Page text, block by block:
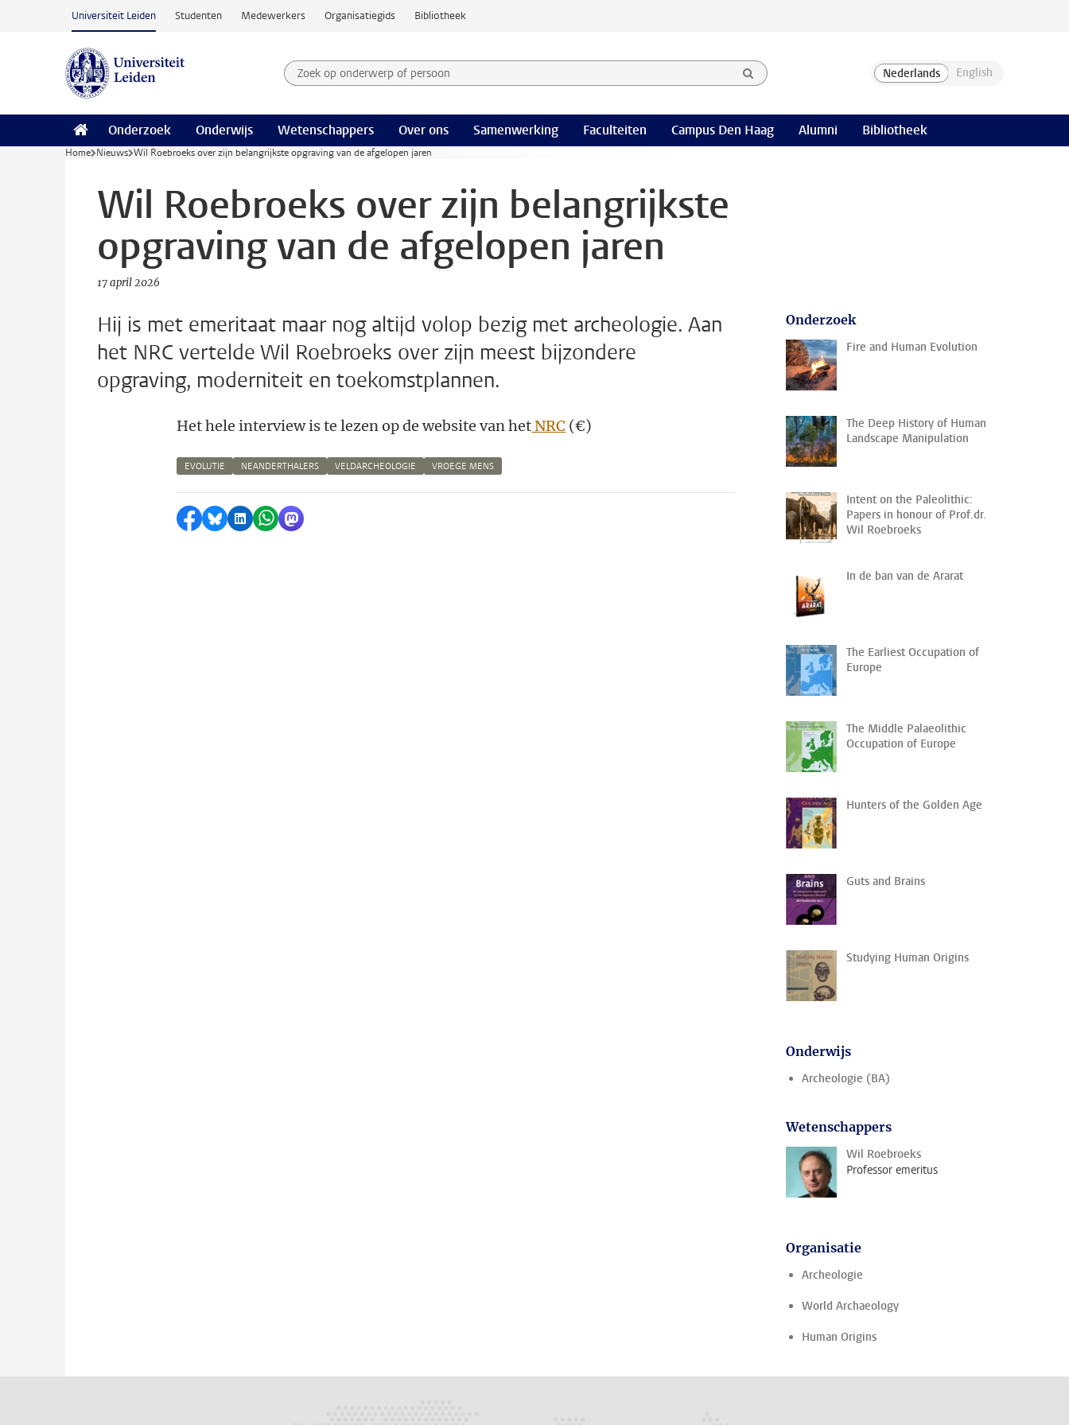
Ga naar hoofdinhoud
Universiteit Leiden Studenten Medewerkers Organisatiegids Bibliotheek
Zoek op onderwerp of persoon en selecteer categorie
Zoekterm
Onderzoek Onderwijs Wetenschappers Over ons Samenwerking Faculteiten Campus Den Haag Alumni Bibliotheek
Home Nieuws Wil Roebroeks over zijn belangrijkste opgraving van de afgelopen jaren
Wil Roebroeks over zijn belangrijkste
opgraving van de afgelopen jaren
17 april 2026
Hij is met emeritaat maar nog altijd volop bezig met archeologie. Aan
het NRC vertelde Wil Roebroeks over zijn meest bijzondere
opgraving, moderniteit en toekomstplannen.
Het hele interview is te lezen op de website van hetNRC (€)
EVOLUTIE NEANDERTHALERS VELDARCHEOLOGIE VROEGE MENS
Delen op Facebook
Delen via Bluesky
Delen op LinkedIn
Delen via WhatsApp
Delen via Mastodon
Onderzoek
Fire and Human Evolution
The Deep History of Human
Landscape Manipulation
Intent on the Paleolithic:
Papers in honour of Prof.dr.
Wil Roebroeks
In de ban van de Ararat
The Earliest Occupation of
Europe
The Middle Palaeolithic
Occupation of Europe
Hunters of the Golden Age
Guts and Brains
Studying Human Origins
Onderwijs
Archeologie (BA)
Wetenschappers
Wil Roebroeks
Professor emeritus
Organisatie
Archeologie
World Archaeology
Human Origins